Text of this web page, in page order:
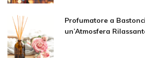
Profumatore a
un’Atmosfera